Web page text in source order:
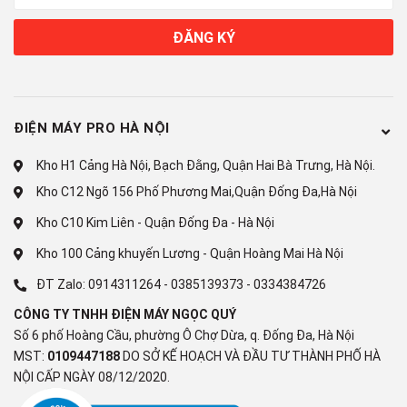
ĐĂNG KÝ
ĐIỆN MÁY PRO HÀ NỘI
Kho H1 Cảng Hà Nội, Bạch Đằng, Quận Hai Bà Trưng, Hà Nội.
Kho C12 Ngõ 156 Phố Phương Mai,Quận Đống Đa,Hà Nội
Kho C10 Kim Liên - Quận Đống Đa - Hà Nội
Kho 100 Cảng khuyến Lương - Quận Hoàng Mai Hà Nội
ĐT Zalo: 0914311264 - 0385139373 - 0334384726
CÔNG TY TNHH ĐIỆN MÁY NGỌC QUÝ
Số 6 phố Hoàng Cầu, phường Ô Chợ Dừa, q. Đống Đa, Hà Nội
MST: 0109447188 DO SỞ KẾ HOẠCH VÀ ĐẦU TƯ THÀNH PHỐ HÀ
NỘI CẤP NGÀY 08/12/2020.